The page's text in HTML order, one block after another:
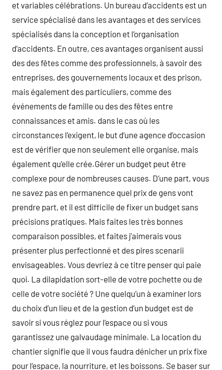
et variables célébrations. Un bureau d’accidents est un
service spécialisé dans les avantages et des services
spécialisés dans la conception et l’organisation
d’accidents. En outre, ces avantages organisent aussi
des des fêtes comme des professionnels, à savoir des
entreprises, des gouvernements locaux et des prison,
mais également des particuliers, comme des
événements de famille ou des des fêtes entre
connaissances et amis. dans le cas où les
circonstances l’exigent, le but d’une agence d’occasion
est de vérifier que non seulement elle organise, mais
également qu’elle crée.Gérer un budget peut être
complexe pour de nombreuses causes. D’une part, vous
ne savez pas en permanence quel prix de gens vont
prendre part, et il est difficile de fixer un budget sans
précisions pratiques. Mais faites les très bonnes
comparaison possibles, et faites j’aimerais vous
présenter plus perfectionné et des pires scenarii
envisageables. Vous devriez à ce titre penser qui paie
quoi. La dilapidation sort-elle de votre pochette ou de
celle de votre société ? Une quelqu’un à examiner lors
du choix d’un lieu et de la gestion d’un budget est de
savoir si vous réglez pour l’espace ou si vous
garantissez une galvaudage minimale. La location du
chantier signifie que il vous faudra dénicher un prix fixe
pour l’espace, la nourriture, et les boissons. Se baser sur